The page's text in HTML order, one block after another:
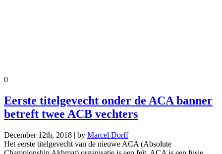
0
Eerste titelgevecht onder de ACA banner
betreft twee ACB vechters
December 12th, 2018 | by Marcel Dorff
Het eerste titelgevecht van de nieuwe ACA (Absolute